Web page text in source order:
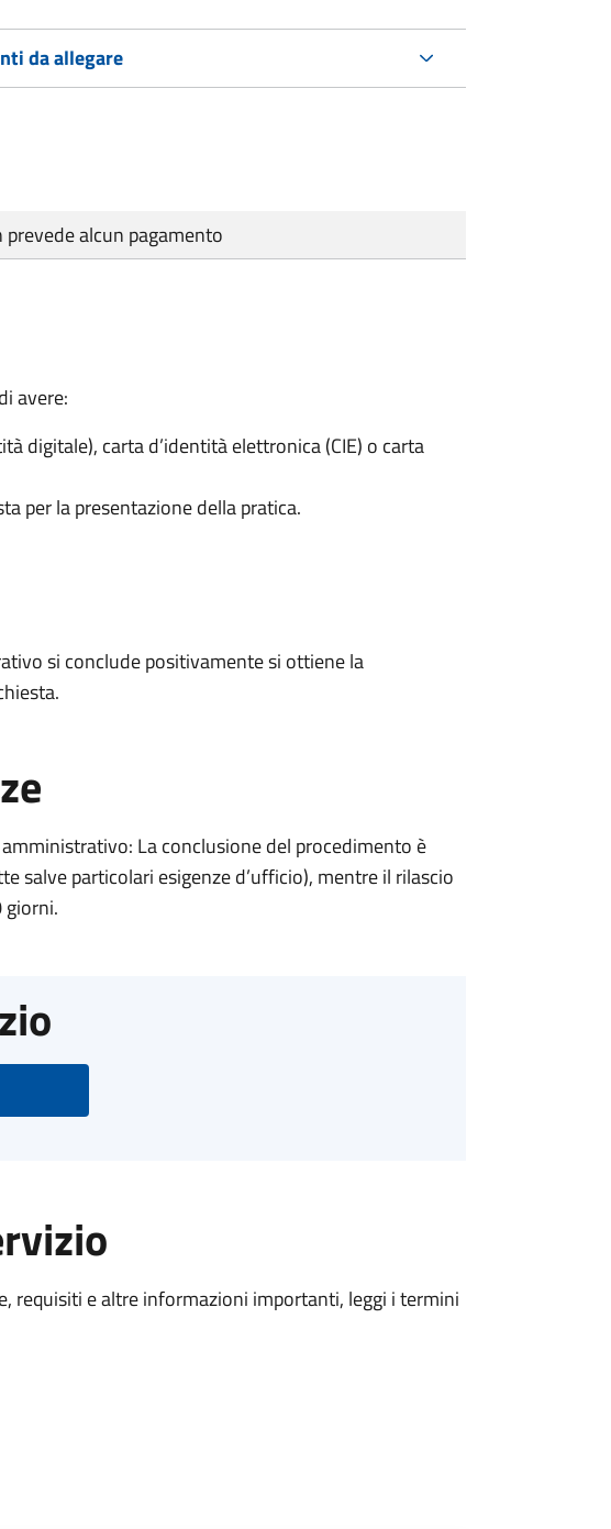
da allegare
alcun pagamento
avere:
digitale), carta d’identità elettronica (CIE) o carta
per la presentazione della pratica.
si conclude positivamente si ottiene la
La conclusione del procedimento è
salve particolari esigenze d’ufficio), mentre il rilascio
giorni.
requisiti e altre informazioni importanti, leggi i termini